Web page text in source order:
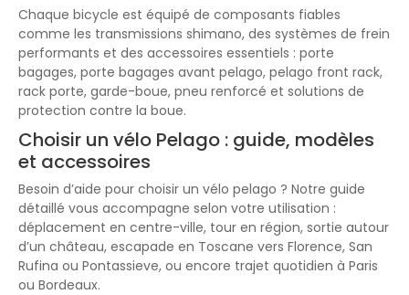
Chaque bicycle est équipé de composants fiables
comme les transmissions shimano, des systèmes de frein
performants et des accessoires essentiels : porte
bagages, porte bagages avant pelago, pelago front rack,
rack porte, garde-boue, pneu renforcé et solutions de
protection contre la boue.
Choisir un vélo Pelago : guide, modèles
et accessoires
Besoin d’aide pour choisir un vélo pelago ? Notre guide
détaillé vous accompagne selon votre utilisation :
déplacement en centre-ville, tour en région, sortie autour
d’un château, escapade en Toscane vers Florence, San
Rufina ou Pontassieve, ou encore trajet quotidien à Paris
ou Bordeaux.